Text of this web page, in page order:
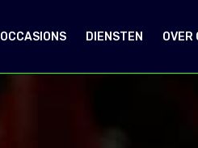
OCCASIONS DIENSTEN OVER